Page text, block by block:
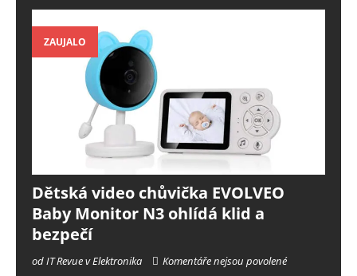
ZAUJALO
Dětská video chůvička EVOLVEO
Baby Monitor N3 ohlídá klid a
bezpečí
od IT Revue v Elektronika Komentáře nejsou povolené